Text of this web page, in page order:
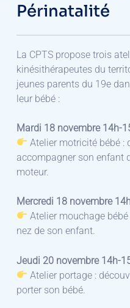
Périnatalité
La CPTS propose trois
kinésithérapeutes du
jeunes parents du 19e
leur bébé :
Mardi 18 novembre 14h-
Atelier motricité bébé :
accompagner son enfant
moteur.
Mercredi 18 novembre
Atelier mouchage
nez de son enfant.
Jeudi 20 novembre 14h-
Atelier portage :
porter son bébé.